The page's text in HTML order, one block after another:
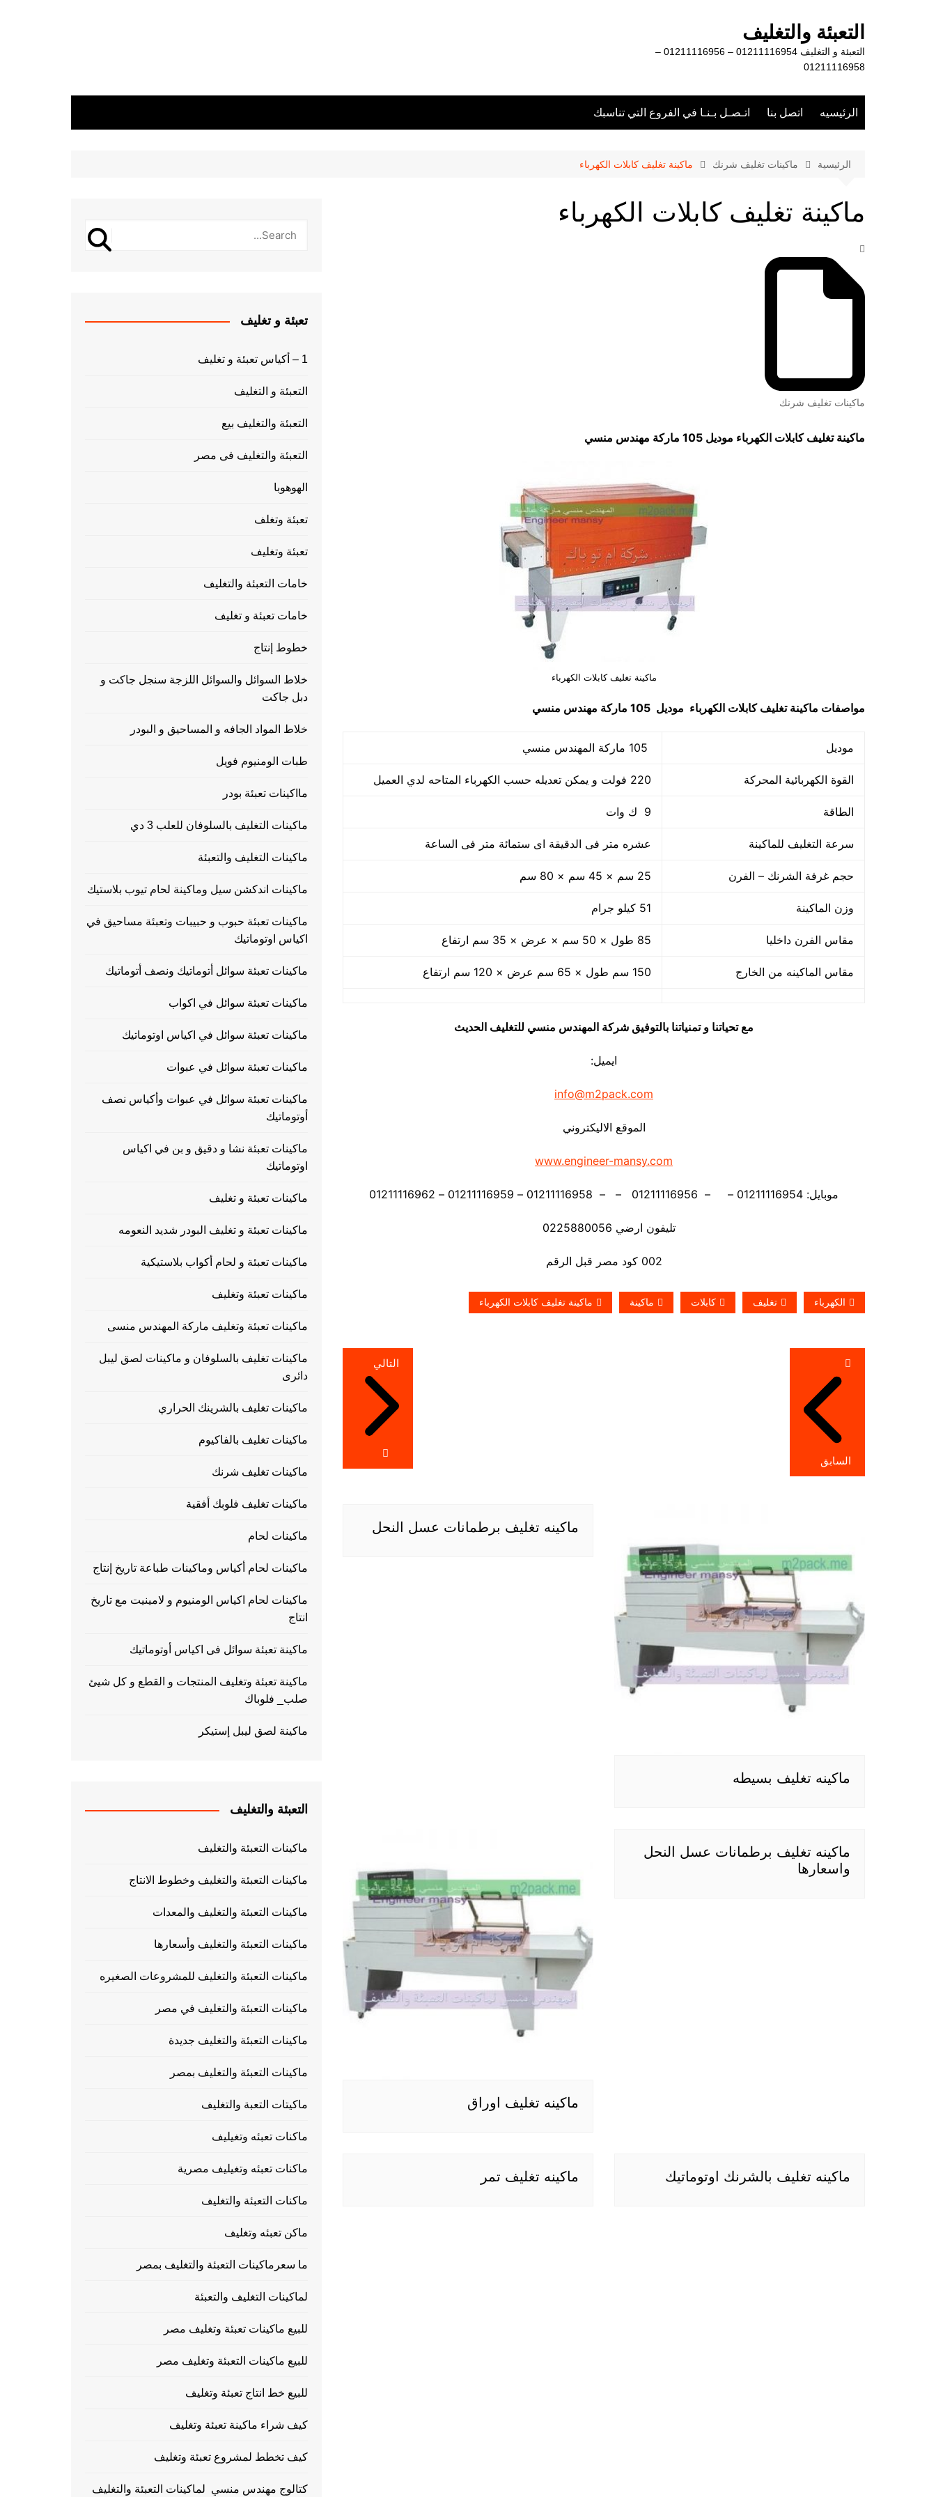
التعبئة والتغليف
التعبئة و التغليف 01211116954 – 01211116956 –
01211116958
الرئيسيه اتصل بنا اتـصـل بـنـا في الفروع التي تناسبك
الرئيسية ماكينات تغليف شرنك ماكينة تغليف كابلات الكهرباء
ماكينة تغليف كابلات الكهرباء
ماكينات تغليف شرنك
ماكينة تغليف كابلات الكهرباء موديل 105 ماركة مهندس منسي
ماكينة تغليف كابلات الكهرباء
مواصفات ماكينة تغليف كابلات الكهرباء موديل 105 ماركة مهندس منسي
موديل
القوة الكهربائية المحركة 220 فولت و يمكن تعديله حسب الكهرباء المتاحه لدي العميل
الطاقة 9 ك وات
سرعة التغليف للماكينة عشره متر فى الدقيقة اى ستمائة متر فى الساعة
حجم غرفة الشرنك – الفرن 25 سم × 45 سم × 80 سم
وزن الماكينة 51 كيلو جرام
مقاس الفرن داخليا 85 طول × 50 سم × عرض × 35 سم ارتفاع
مقاس الماكينه من الخارج 150 سم طول × 65 سم عرض × 120 سم ارتفاع
مع تحياتنا و تمنياتنا بالتوفيق شركة المهندس منسي للتغليف الحديث
ايميل:
info@m2pack.com
الموقع الاليكتروني
www.engineer-mansy.com
موبايل: 01211116954 – – 01211116956 – – 01211116958 – 01211116959 – 01211116962
تليفون ارضي 0225880056
002 كود مصر قبل الرقم
الكهرباء تغليف كابلات ماكينة ماكينة تغليف كابلات الكهرباء
تصفّح
المقالات
السابق
التالي
ماكينه تغليف بسيطه
ماكينه تغليف برطمانات عسل النحل
ماكينه تغليف برطمانات عسل النحل
واسعارها
ماكينه تغليف اوراق
ماكينه تغليف بالشرنك اوتوماتيك ماكينه تغليف تمر
تعبئة و تغليف
1 – أكياس تعبئة و تغليف
التعبئة و التغليف
التعبئة والتغليف بيع
التعبئة والتغليف فى مصر
الهوهوبا
تعبئة وتغلف
تعبئة وتغليف
خامات التعبئة والتغليف
خامات تعبئة و تغليف
خطوط إنتاج
خلاط السوائل والسوائل اللزجة سنجل جاكت و
دبل جاكت
خلاط المواد الجافه و المساحيق و البودر
طبات الومنيوم فويل
مااكينات تعبئة بودر
ماكينات التغليف بالسلوفان للعلب 3 دي
ماكينات التغليف والتعبئة
ماكينات اندكشن سيل وماكينة لحام تيوب بلاستيك
ماكينات تعبئة حبوب و حبيبات وتعبئة مساحيق في
اكياس اوتوماتيك
ماكينات تعبئة سوائل أتوماتيك ونصف أتوماتيك
ماكينات تعبئة سوائل في اكواب
ماكينات تعبئة سوائل في اكياس اوتوماتيك
ماكينات تعبئة سوائل في عبوات
ماكينات تعبئة سوائل في عبوات وأكياس نصف
أوتوماتيك
ماكينات تعبئة نشا و دقيق و بن في اكياس
اوتوماتيك
ماكينات تعبئة و تغليف
ماكينات تعبئة و تغليف البودر شديد النعومه
ماكينات تعبئة و لحام أكواب بلاستيكية
ماكينات تعبئة وتغليف
ماكينات تعبئة وتغليف ماركة المهندس منسى
ماكينات تغليف بالسلوفان و ماكينات لصق ليبل
دائرى
ماكينات تغليف بالشرينك الحراري
ماكينات تغليف بالفاكيوم
ماكينات تغليف شرنك
ماكينات تغليف فلوبك أفقية
ماكينات لحام
ماكينات لحام أكياس وماكينات طباعة تاريخ إنتاج
ماكينات لحام اكياس الومنيوم و لامينيت مع تاريخ
انتاج
ماكينة تعبئة سوائل فى اكياس أوتوماتيك
ماكينة تعبئة وتغليف المنتجات و القطع و كل شيئ
صلب_ فلوباك
ماكينة لصق ليبل إستيكر
التعبئة والتغليف
ماكينات التعبئة والتغليف
ماكينات التعبئة والتغليف وخطوط الانتاج
ماكينات التعبئة والتغليف والمعدات
ماكينات التعبئة والتغليف وأسعارها
ماكينات التعبئة والتغليف للمشروعات الصغيره
ماكينات التعبئة والتغليف في مصر
ماكينات التعبئة والتغليف جديدة
ماكينات التعبئة والتغليف بمصر
ماكيتات التعبة والتغليف
ماكنات تعبئه وتغيليف
ماكنات تعبئه وتغيليف مصرية
ماكنات التعبئة والتغليف
ماكن تعبئه وتغليف
ما سعرماكينات التعبئة والتغليف بمصر
لماكينات التغليف والتعبئة
للبيع ماكينات تعبئة وتغليف مصر
للبيع ماكينات التعبئة وتغليف مصر
للبيع خط انتاج تعبئة وتغليف
كيف شراء ماكينة تعبئة وتغليف
كيف تخطط لمشروع تعبئة وتغليف
كتالوج مهندس منسي لماكينات التعبئة والتغليف